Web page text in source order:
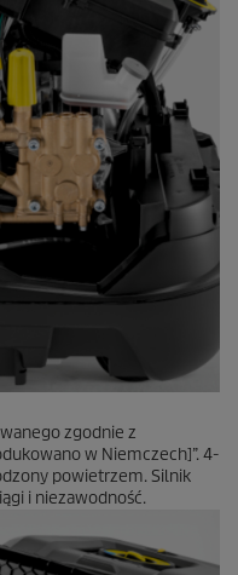
zgodnie z
w Niemczech]”. 4-
powietrzem. Silnik
i niezawodność.